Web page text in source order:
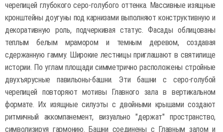
черепицей глубокого серо-голубого оттенка. Массивные изящные
кронштейны доугуны под карнизами выполняют конструктивную и
декоративную роль, подчеркивая статус. Фасады облицованы
теплым белым мрамором и темным деревом, создавая
сдержанную гамму. Широкие лестницы приглашают в святилище
истории. По углам площади симметрично расположены стройные
двухъярусные павильоны-башни. Эти башни с серо-голубой
черепицей повторяют мотивы Главного зала в вертикальном
формате. Их изящные силуэты с двойными крышами создают
ритмичный аккомпанемент, визуально "держат" пространство,
символизируя гармонию. Башни соединены с Главным залом и